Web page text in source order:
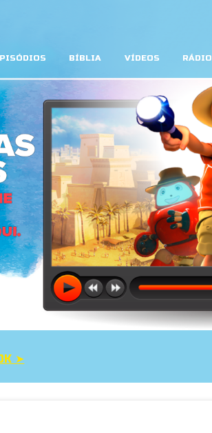
BÍBLIA VÍDEOS RÁDIO
➤